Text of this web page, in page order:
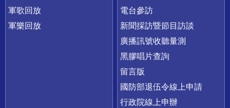
軍歌回放
軍樂回放
電台參訪
新聞採訪暨節目訪談
廣播訊號收聽量測
黑膠唱片查詢
留言版
國防部退伍令線上申請
行政院線上申辦